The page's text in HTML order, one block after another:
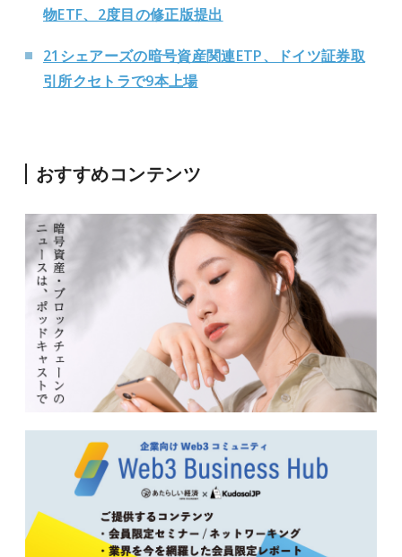
物ETF、2度目の修正版提出
21シェアーズの暗号資産関連ETP、ドイツ証券取
引所クセトラで9本上場
おすすめコンテンツ